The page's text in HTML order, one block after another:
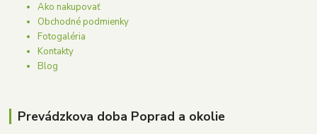
Ako nakupovať
Obchodné podmienky
Fotogaléria
Kontakty
Blog
Prevádzkova doba Poprad a okolie